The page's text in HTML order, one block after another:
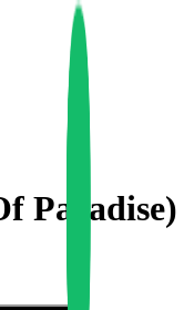
Paradise)